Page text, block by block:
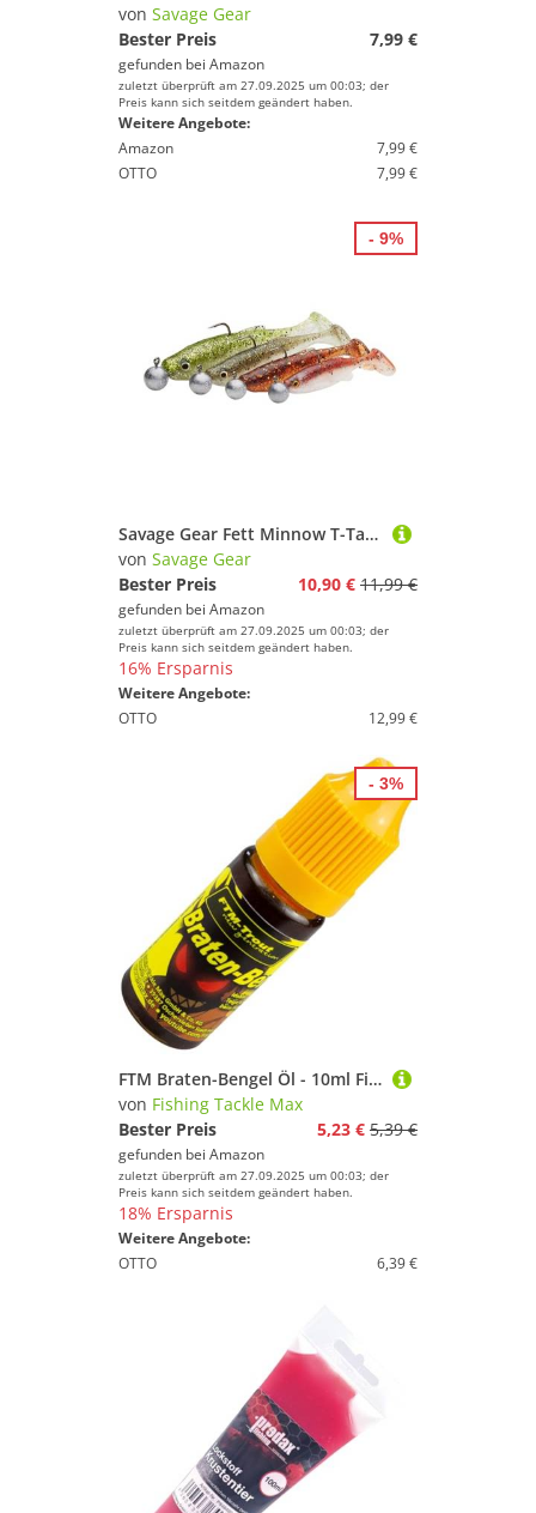
von Savage Gear
Bester Preis
7,99 €
gefunden bei Amazon
zuletzt überprüft am 27.09.2025 um 00:03; der
Preis kann sich seitdem geändert haben.
Weitere Angebote:
Amazon
7,99 €
OTTO
7,99 €
Savage Gear Fett Minnow T-Tail RTF - Realistisches Elritzen-Design, mit Duftstoffen für Barsch, Zander, Hecht & Raubfisch, ideal für das Süßwasserfischen Klarwasser-Mix 7,5 cm
von Savage Gear
Bester Preis
10,90 € 11,99 €
gefunden bei Amazon
zuletzt überprüft am 27.09.2025 um 00:03; der
Preis kann sich seitdem geändert haben.
16% Ersparnis
Weitere Angebote:
OTTO
12,99 €
- 9%
FTM Braten-Bengel Öl - 10ml Fischlockstoff zum Forellenangeln, Lockmittel für Forellen, Lockstoff zum Angeln
von Fishing Tackle Max
Bester Preis
5,23 € 5,39 €
gefunden bei Amazon
zuletzt überprüft am 27.09.2025 um 00:03; der
Preis kann sich seitdem geändert haben.
18% Ersparnis
Weitere Angebote:
OTTO
6,39 €
- 3%